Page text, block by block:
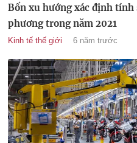
Bốn xu hướng xác định tính
phương trong năm 2021
Kinh tế thế giới 6 năm trước